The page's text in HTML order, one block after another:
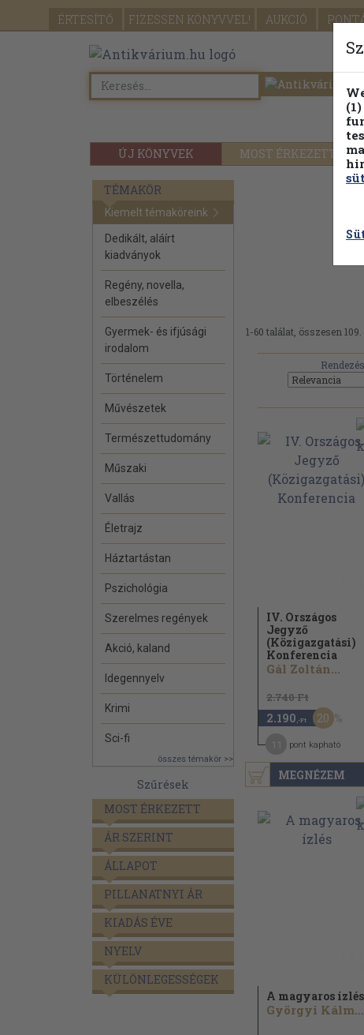
ÉRTESÍTŐ FIZESSEN KÖNYVVEL! AUKCIÓ
ÚJ KÖNYVEK MOST ÉRKEZETT
TÉMAKÖR
Kiemelt témaköreink
Dedikált, aláírt
kiadványok
Regény, novella,
elbeszélés
Gyermek- és ifjúsági
irodalom
Történelem
Művészetek
Természettudomány
Műszaki
Vallás
Életrajz
Háztartástan
Pszichológia
Szerelmes regények
Akció, kaland
Idegennyelv
Krimi
Sci-fi
összes témakör >>
Szűrések
MOST ÉRKEZETT
ÁR SZERINT
ÁLLAPOT
PILLANATNYI ÁR
KIADÁS ÉVE
NYELV
KÜLÖNLEGESSÉGEK
1-60 találat, összesen 109.
MEGNÉZEM
IV. Országos
Jegyző
(Közigazgatási)
Konferencia
Gál Zoltán...
2.740 Ft
2.190 ,-Ft 20
pont kapható
A magyaros ízlés
Györgyi Kálmán